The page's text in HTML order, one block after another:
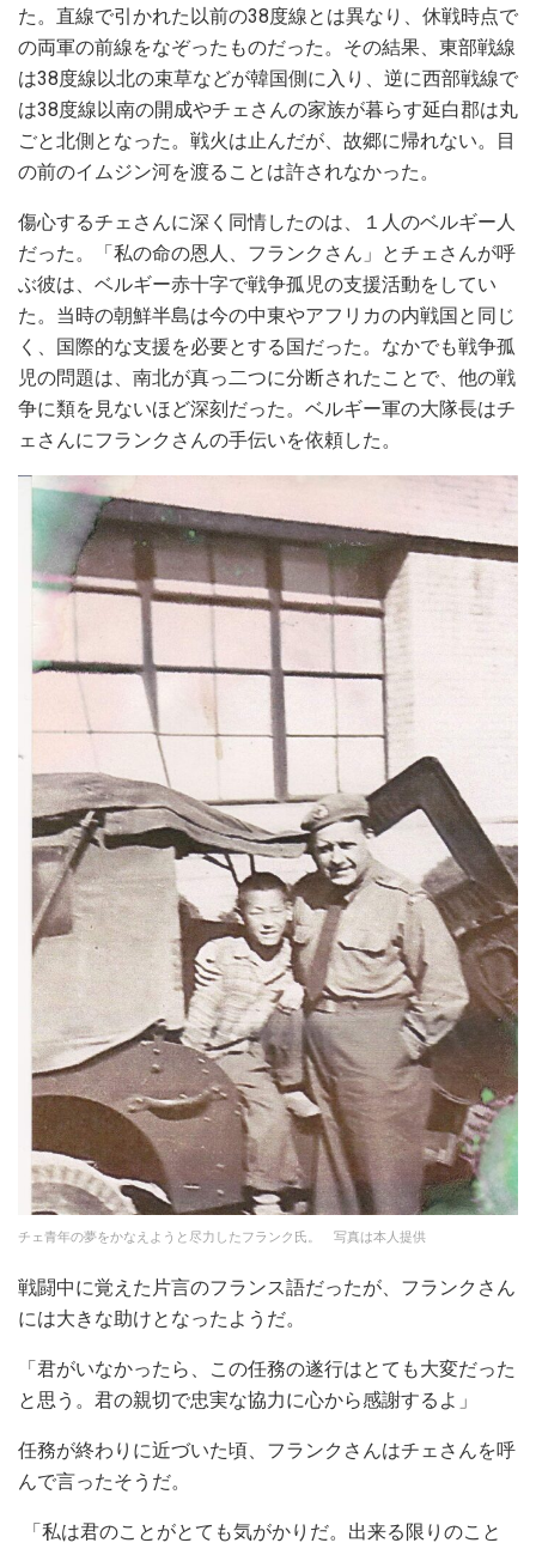
た。直線で引かれた以前の38度線とは異なり、休戦時点で
の両軍の前線をなぞったものだった。その結果、東部戦線
は38度線以北の束草などが韓国側に入り、逆に西部戦線で
は38度線以南の開成やチェさんの家族が暮らす延白郡は丸
ごと北側となった。戦火は止んだが、故郷に帰れない。目
の前のイムジン河を渡ることは許されなかった。
傷心するチェさんに深く同情したのは、１人のベルギー人
だった。「私の命の恩人、フランクさん」とチェさんが呼
ぶ彼は、ベルギー赤十字で戦争孤児の支援活動をしてい
た。当時の朝鮮半島は今の中東やアフリカの内戦国と同じ
く、国際的な支援を必要とする国だった。なかでも戦争孤
児の問題は、南北が真っ二つに分断されたことで、他の戦
争に類を見ないほど深刻だった。ベルギー軍の大隊長はチ
ェさんにフランクさんの手伝いを依頼した。
チェ青年の夢をかなえようと尽力したフランク氏。 写真は本人提供
戦闘中に覚えた片言のフランス語だったが、フランクさん
には大きな助けとなったようだ。
「君がいなかったら、この任務の遂行はとても大変だった
と思う。君の親切で忠実な協力に心から感謝するよ」
任務が終わりに近づいた頃、フランクさんはチェさんを呼
んで言ったそうだ。
「私は君のことがとても気がかりだ。出来る限りのこと